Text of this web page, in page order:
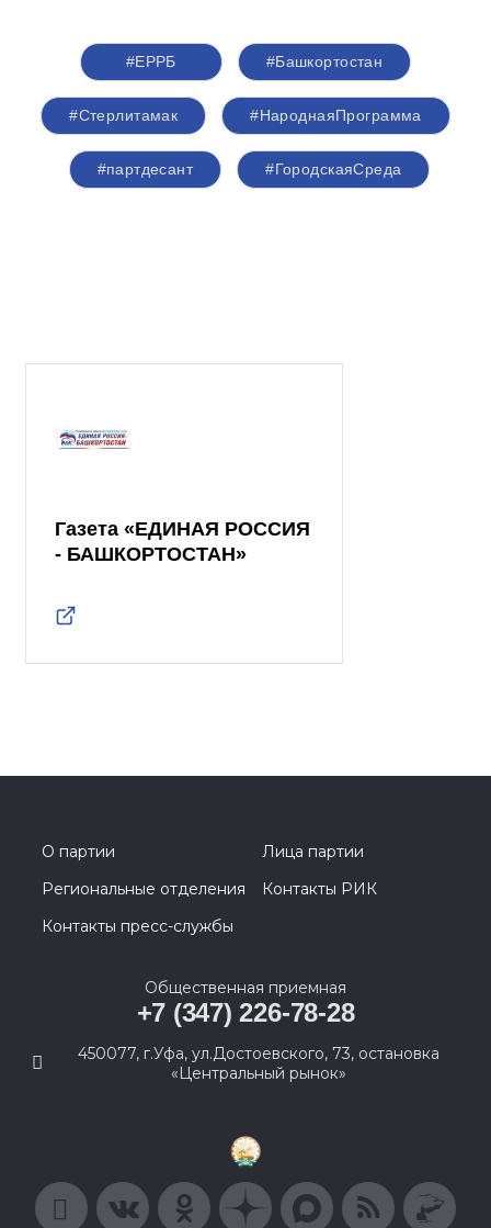
#ЕРРБ #Башкортостан
#Стерлитамак #НароднаяПрограмма
#партдесант #ГородскаяСреда
Газета «ЕДИНАЯ РОССИЯ
- БАШКОРТОСТАН»
О партии
Лица партии
Региональные отделения
Контакты РИК
Контакты пресс-службы
Общественная приемная
+7 (347) 226-78-28
450077, г.Уфа, ул.Достоевского, 73, остановка
«Центральный рынок»